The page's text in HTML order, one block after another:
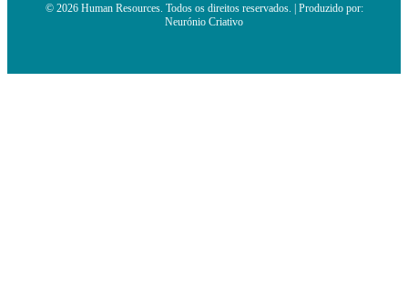
© 2026 Human Resources. Todos os direitos reservados. | Produzido por:
Neurónio Criativo